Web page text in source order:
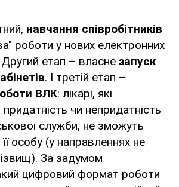
навчання співробітників
роботи у нових електронних
етап – власне запуск
. І третій етап –
ВЛК: лікарі, які
чи непридатність
служби, не зможуть
особу (у направленнях не
За задумом
цифровий формат роботи